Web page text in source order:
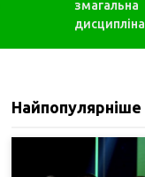
змагальна
дисципліна
Найпопулярніше